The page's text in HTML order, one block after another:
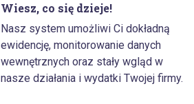
Wiesz, co się dzieje!
Nasz system umożliwi Ci dokładną
ewidencję, monitorowanie danych
wewnętrznych oraz stały wgląd w
nasze działania i wydatki Twojej firmy.